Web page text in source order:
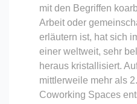
mit den Begriffen
Arbeit oder
erläutern ist, hat sich
einer weltweit, sehr
heraus kristallisiert.
mittlerweile mehr als
Coworking Spaces